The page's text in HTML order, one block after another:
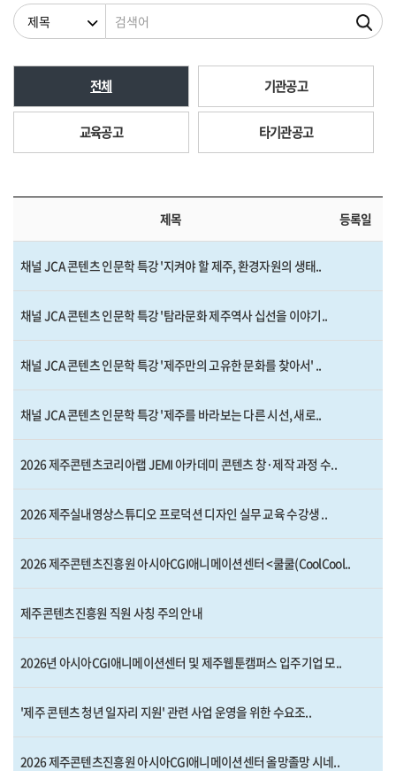
검색조건 검색어
전체 기관공고
교육공고 타기관공고
제목 등록일
채널 JCA 콘텐츠 인문학 특강 '지켜야 할 제주, 환경자원의 생태..
채널 JCA 콘텐츠 인문학 특강 '탐라문화 제주역사 십선을 이야기..
채널 JCA 콘텐츠 인문학 특강 '제주만의 고유한 문화를 찾아서' ..
채널 JCA 콘텐츠 인문학 특강 '제주를 바라보는 다른 시선, 새로..
2026 제주콘텐츠코리아랩 JEMI 아카데미 콘텐츠 창·제작 과정 수..
2026 제주실내영상스튜디오 프로덕션 디자인 실무 교육 수강생 ..
2026 제주콘텐츠진흥원 아시아CGI애니메이션센터 <쿨쿨(CoolCool..
제주콘텐츠진흥원 직원 사칭 주의 안내
2026년 아시아CGI애니메이션센터 및 제주웹툰캠퍼스 입주기업 모..
'제주 콘텐츠 청년 일자리 지원' 관련 사업 운영을 위한 수요조..
2026 제주콘텐츠진흥원 아시아CGI애니메이션센터 올망졸망 시네..